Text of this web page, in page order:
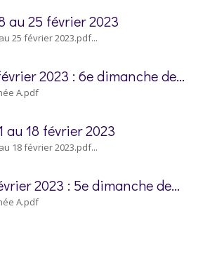
au 25 février 2023
25 février 2023.pdf...
2023 : 6e dimanche de...
A.pdf
au 18 février 2023
18 février 2023.pdf...
2023 : 5e dimanche de...
A.pdf